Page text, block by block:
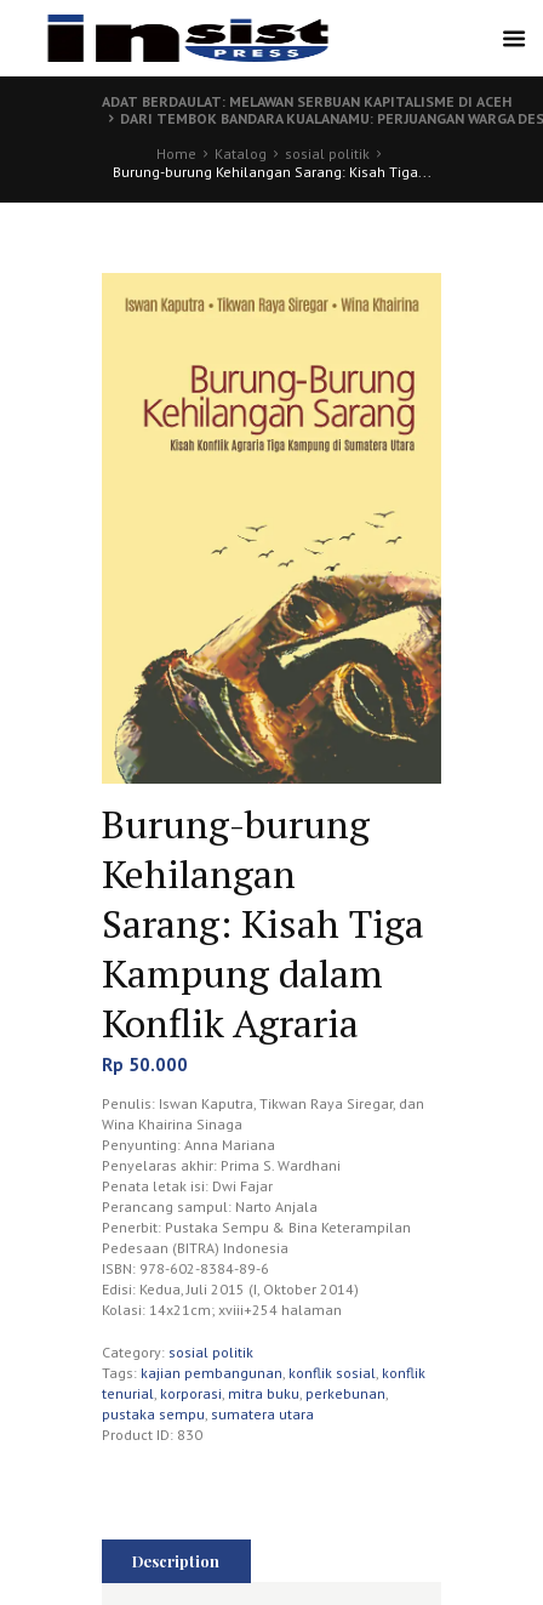
ADAT BERDAULAT: MELAWAN SERBUAN KAPITALISME DI ACEH
DARI TEMBOK BANDARA KUALANAMU: PERJUANGAN WARGA
Home
Katalog
sosial politik
Burung-burung Kehilangan Sarang: Kisah Tiga...
Burung-burung
Kehilangan
Sarang: Kisah Tiga
Kampung dalam
Konflik Agraria
Rp 50.000
Penulis: Iswan Kaputra, Tikwan Raya Siregar, dan
Wina Khairina Sinaga
Penyunting: Anna Mariana
Penyelaras akhir: Prima S. Wardhani
Penata letak isi: Dwi Fajar
Perancang sampul: Narto Anjala
Penerbit: Pustaka Sempu & Bina Keterampilan
Pedesaan (BITRA) Indonesia
ISBN: 978-602-8384-89-6
Edisi: Kedua, Juli 2015 (I, Oktober 2014)
Kolasi: 14x21cm; xviii+254 halaman
Category: sosial politik
Tags: kajian pembangunan konflik sosial konflik
tenurial korporasi mitra buku perkebunan
pustaka sempu sumatera utara
Product ID: 830
Description